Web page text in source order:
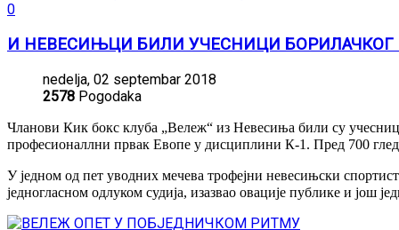
0
И НЕВЕСИЊЦИ БИЛИ УЧЕСНИЦИ БОРИЛАЧКОГ
nedelja, 02 septembar 2018
2578 Pogodaka
Чланови Кик бокс клуба „Вележ“ из Невесиња били су
професионаллни првак Евопе у дисциплини К-1. Пред 700
У једном од пет уводних мечева трофејни невесињски
једногласном одлуком судија, изазвао овације публике и још